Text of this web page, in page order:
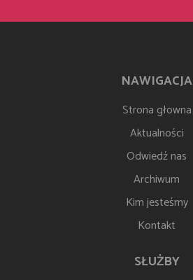
NAWIGACJA
Strona głowna
Aktualności
Odwiedź nas
Archiwum
Kim jesteśmy
Kontakt
SŁUŻBY